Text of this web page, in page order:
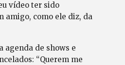
vídeo ter sido
amigo, como ele diz, da
agenda de shows e
“Querem me